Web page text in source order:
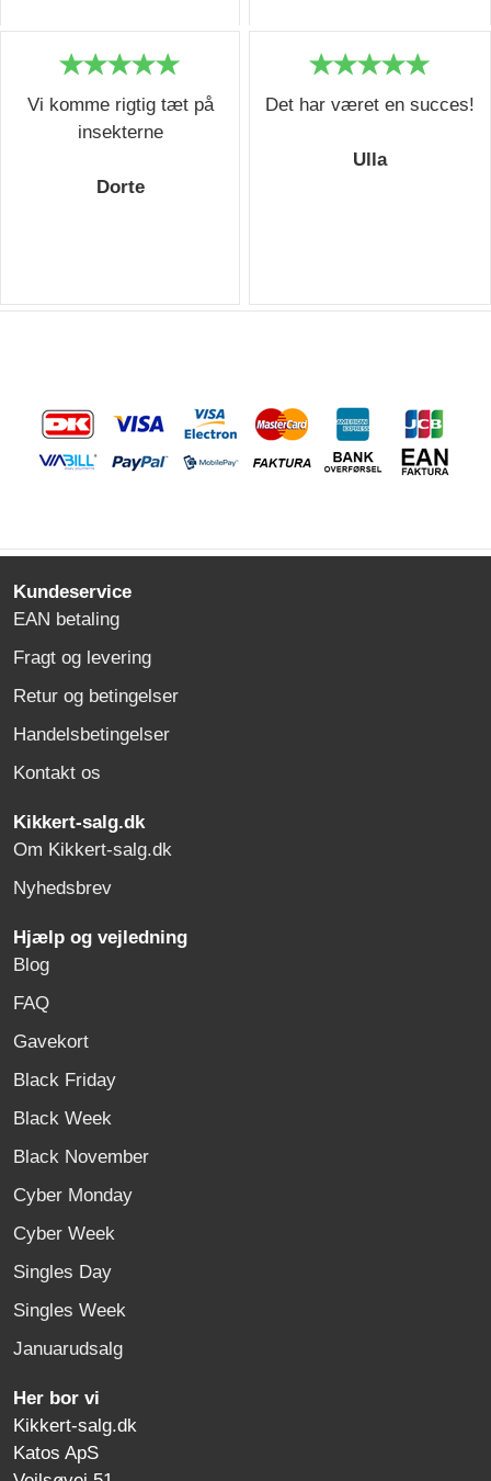
Vi komme rigtig tæt på
insekterne
Dorte
Det har været en succes!
Ulla
Kundeservice
EAN betaling
Fragt og levering
Retur og betingelser
Handelsbetingelser
Kontakt os
Kikkert-salg.dk
Om Kikkert-salg.dk
Nyhedsbrev
Hjælp og vejledning
Blog
FAQ
Gavekort
Black Friday
Black Week
Black November
Cyber Monday
Cyber Week
Singles Day
Singles Week
Januarudsalg
Her bor vi
Kikkert-salg.dk
Katos ApS